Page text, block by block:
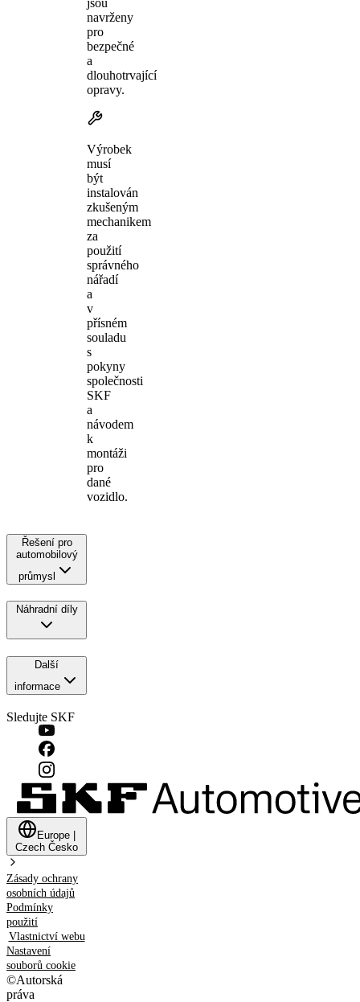
navrženy
pro
bezpečné
a
dlouhotrvající
opravy.
Výrobek
musí
být
instalován
zkušeným
mechanikem
za
použití
správného
nářadí
a
v
přísném
souladu
s
pokyny
společnosti
SKF
a
návodem
k
montáži
pro
dané
vozidlo.
Řešení pro
automobilový
průmysl
Náhradní díly
Další
informace
Sledujte SKF
Europe
Czech Česko
Zásady ochrany
osobních údajů
Podmínky
použití
Vlastnictví webu
Nastavení
souborů cookie
©Autorská
práva